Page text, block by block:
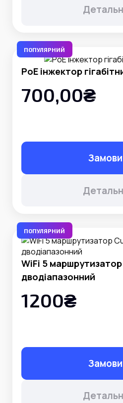
ПОПУЛЯРНИЙ
PoE інжектор
700,00₴
ПОПУЛЯРНИЙ
WiFi 5
дводіапазонний
1200₴